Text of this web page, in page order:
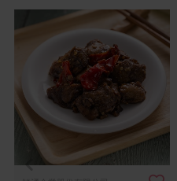
肉品・水產
畜產肉類
水畜加工品
調理食材・點心
調味醬料/南北貨
蔬食
蛋料理
料理方式
烘焙．點心
醬料
當季產品
傳到心坎裡，誠心又澎派
合作25-經典快閃最後一週
合作25-精選產品第四彈
更多當季產品
產品故事
樂齡生活
廚房瑜伽
關注議題
減硝酸鹽
非基改運動
合作社組織
員工與求才
產品檢驗
自主把關
檢驗報告